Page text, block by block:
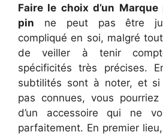
Faire le choix d’un
pin ne peut pas être
compliqué en soi, malgré
de veiller à tenir
spécificités très précises.
subtilités sont à noter, et
pas connues, vous
d’un accessoire qui ne
parfaitement. En premier